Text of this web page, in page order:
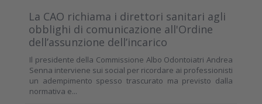
La CAO richiama i direttori sanitari agli
obblighi di comunicazione all'Ordine
dell’assunzione dell’incarico
Il presidente della Commissione Albo Odontoiatri Andrea
Senna interviene sui social per ricordare ai professionisti
un adempimento spesso trascurato ma previsto dalla
normativa e...